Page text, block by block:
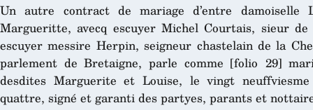
Un autre contract de mariage d’entre damoiselle
Margueritte, avecq escuyer Michel Courtais, sieur
escuyer messire Herpin, seigneur chastelain de la
parlement de Bretaigne, parle comme [folio 29]
desdites Marguerite et Louise, le vingt
quattre, signé et garanti des partyes, parants et